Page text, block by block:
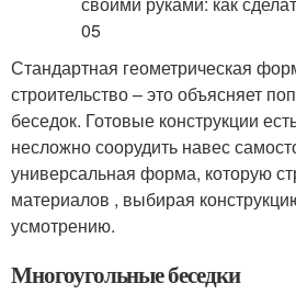
Стандартная геометрическая
строительство – это объясняет
беседок. Готовые конструкции
несложно соорудить навес
универсальная форма, которую
материалов , выбирая
усмотрению.
Многоугольные беседки